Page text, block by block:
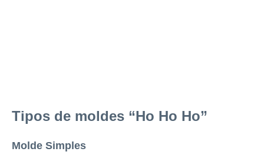
Tipos de moldes “Ho Ho Ho”
Molde Simples